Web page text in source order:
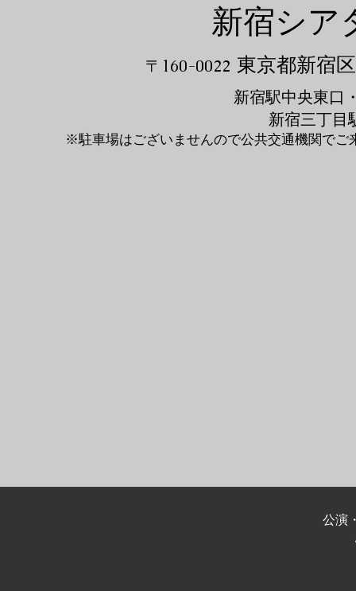
新宿シア
〒160-0022 東京都新宿
新宿駅中央東口
新宿三丁目
※駐車場はございませんので公共交通機関でご
公演